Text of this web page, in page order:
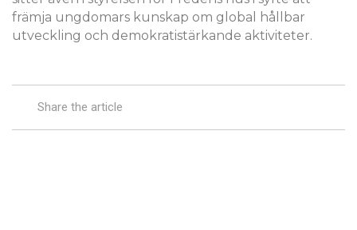
främja ungdomars kunskap om global hållbar
utveckling och demokratistärkande aktiviteter.
Share the article